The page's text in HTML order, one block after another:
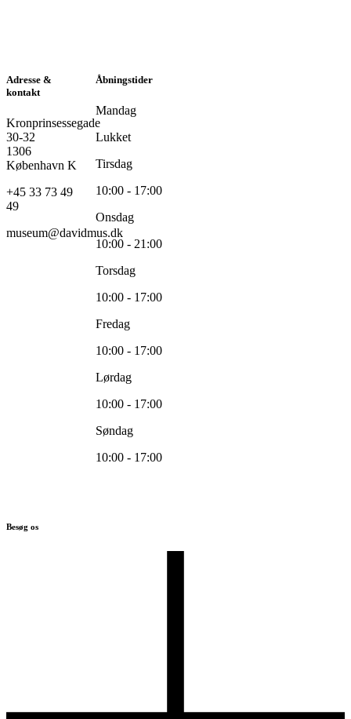
Adresse &
kontakt
Kronprinsessegade
30-32
1306
København K
+45 33 73 49
49
museum@davidmus.dk
Åbningstider
Mandag
Lukket
Tirsdag
10:00 - 17:00
Onsdag
10:00 - 21:00
Torsdag
10:00 - 17:00
Fredag
10:00 - 17:00
Lørdag
10:00 - 17:00
Søndag
10:00 - 17:00
Besøg os